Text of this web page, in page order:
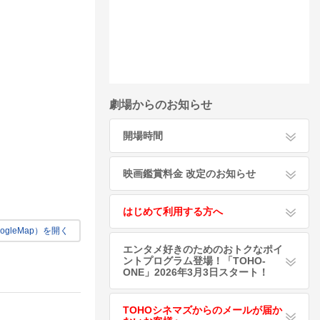
）を開く
劇場からのお知らせ
開場時間
映画鑑賞料金 改定のお知らせ
はじめて利用する方へ
エンタメ好きのためのおトクなポイ
ントプログラム登場！「TOHO-
ONE」2026年3月3日スタート！
TOHOシネマズからのメールが届か